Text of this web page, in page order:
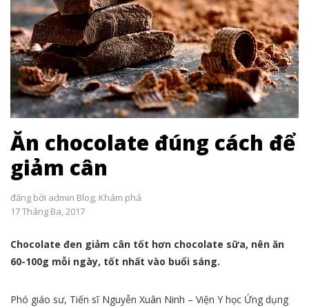
Ăn chocolate đúng cách để
giảm cân
đăng bởi admin Blog, Khám phá
17 Tháng Ba, 2017
Chocolate đen giảm cân tốt hơn chocolate sữa, nên ăn
60-100g mỗi ngày, tốt nhất vào buổi sáng.
Phó giáo sư, Tiến sĩ Nguyễn Xuân Ninh – Viện Y học Ứng dụng